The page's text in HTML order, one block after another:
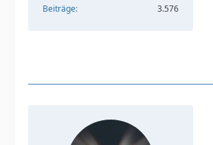
Beiträge
3.576